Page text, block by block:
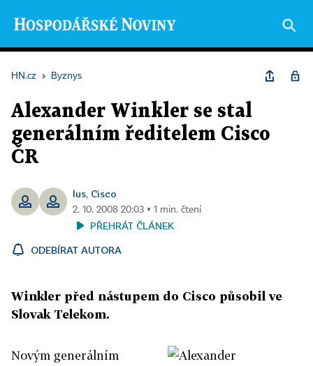
HN.cz › Byznys
Alexander Winkler se stal
generálním ředitelem Cisco
ČR
lus, Cisco
2. 10. 2008 20:03 ▪ 1 min. čtení
PŘEHRÁT ČLÁNEK
ODEBÍRAT AUTORA
Winkler před nástupem do Cisco působil ve
Slovak Telekom.
Novým generálním